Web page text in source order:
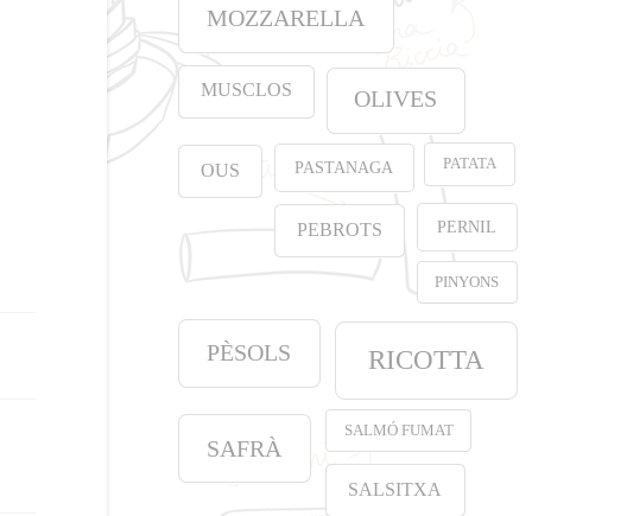
MOZZARELLA
MUSCLOS OLIVES
OUS PASTANAGA PATATA
PEBROTS PERNIL
PINYONS
PÈSOLS RICOTTA
SAFRÀ
SALMÓ FUMAT
SALSITXA